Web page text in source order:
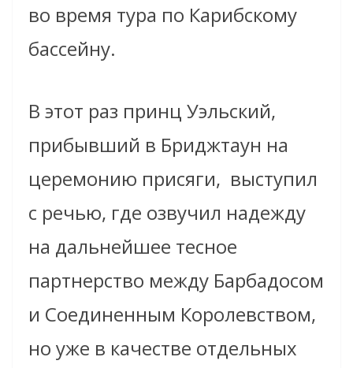
во время тура по Карибскому
бассейну.
В этот раз принц Уэльский,
прибывший в Бриджтаун на
церемонию присяги, выступил
с речью, где озвучил надежду
на дальнейшее тесное
партнерство между Барбадосом
и Соединенным Королевством,
но уже в качестве отдельных